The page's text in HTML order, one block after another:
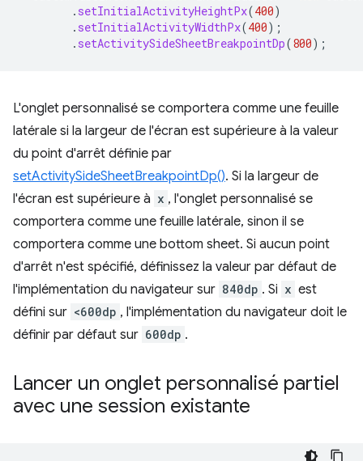
. setInitialActivityHeightPx(400)
. setInitialActivityWidthPx(400);
. setActivitySideSheetBreakpointDp(800);
L'onglet personnalisé se comportera comme une feuille
latérale si la largeur de l'écran est supérieure à la valeur
du point d'arrêt définie par
setActivitySideSheetBreakpointDp(). Si la largeur de
l'écran est supérieure à x , l'onglet personnalisé se
comportera comme une feuille latérale, sinon il se
comportera comme une bottom sheet. Si aucun point
d'arrêt n'est spécifié, définissez la valeur par défaut de
l'implémentation du navigateur sur 840dp . Si x est
défini sur <600dp , l'implémentation du navigateur doit le
définir par défaut sur 600dp .
Lancer un onglet personnalisé partiel
avec une session existante